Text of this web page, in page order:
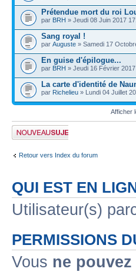
Prétendue mort du roi
par BRH » Jeudi 08 Juin 2017
Sang royal !
par Auguste » Samedi 17
En guise d'épilogue...
par BRH » Jeudi 16 Février
La carte d'identité de
par Richelieu » Lundi 04 Juillet
Afficher
Publier un nouveau
sujet
Retour vers Index du forum
QUI EST EN
Utilisateur(s)
PERMISSIONS
Vous ne pouvez